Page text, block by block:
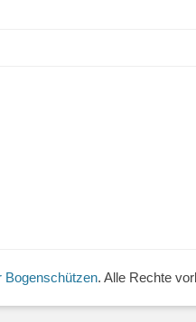
Bogenschützen. Alle Rechte